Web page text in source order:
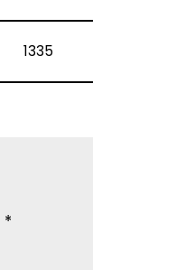
1335
*